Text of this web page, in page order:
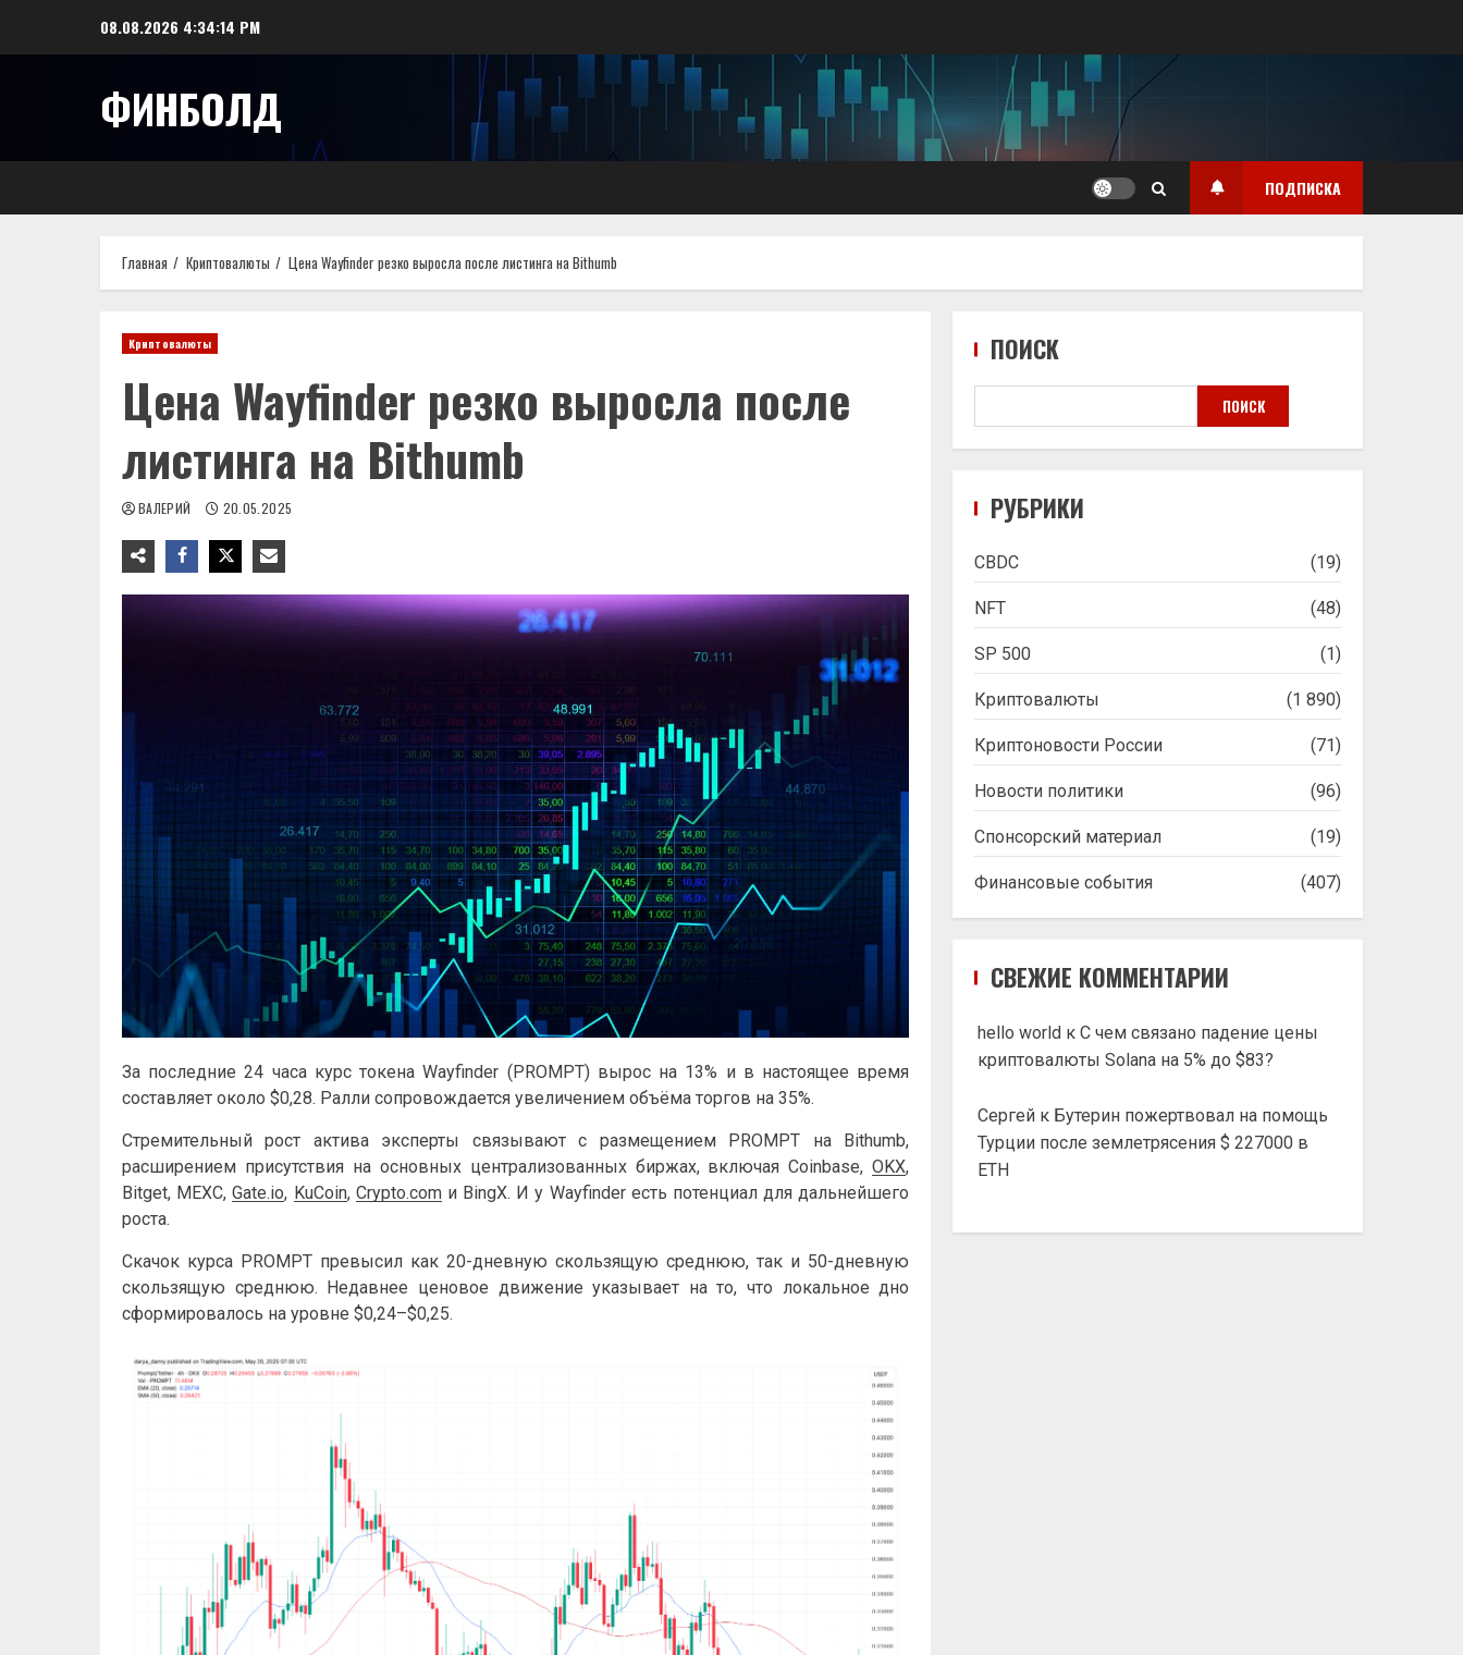
08.08.2026 4:34:15 PM
ФИНБОЛД
ПОДПИСКА
Главная Криптовалюты Цена Wayfinder резко выросла после листинга на Bithumb
Криптовалюты
Цена Wayfinder резко выросла после
листинга на Bithumb
ВАЛЕРИЙ 20.05.2025
За последние 24 часа курс токена Wayfinder (PROMPT) вырос на 13% и в настоящее время
составляет около $0,28. Ралли сопровождается увеличением объёма торгов на 35%.
Стремительный рост актива эксперты связывают с размещением PROMPT на Bithumb,
расширением присутствия на основных централизованных биржах, включая Coinbase,OKX,
Bitget, MEXC,Gate.io, KuCoin, Crypto.comи BingX. И у Wayfinder есть потенциал для дальнейшего
роста.
Скачок курса PROMPT превысил как 20-дневную скользящую среднюю, так и 50-дневную
скользящую среднюю. Недавнее ценовое движение указывает на то, что локальное дно
сформировалось на уровне $0,24–$0,25.
ПОИСК
ПОИСК
РУБРИКИ
CBDC (19)
NFT (48)
SP 500 (1)
Криптовалюты (1 890)
Криптоновости России (71)
Новости политики (96)
Спонсорский материал (19)
Финансовые события (407)
СВЕЖИЕ КОММЕНТАРИИ
hello world кС чем связано падение цены
криптовалюты Solana на 5% до $83?
Сергей к Бутерин пожертвовал на помощь
Турции после землетрясения $ 227000 в
ETH